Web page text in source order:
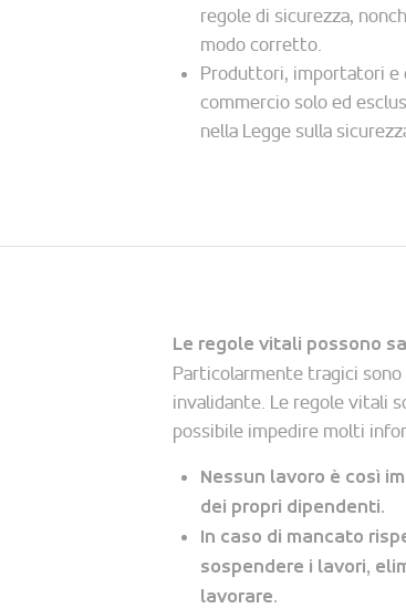
regole di sicurezza,
modo corretto.
Produttori, importatori
commercio solo ed
nella Legge sulla
Le regole vitali possono
Particolarmente tragici
invalidante. Le regole vitali
possibile impedire molti
Nessun lavoro è così
dei propri dipendenti.
In caso di mancato
sospendere i lavori,
lavorare.